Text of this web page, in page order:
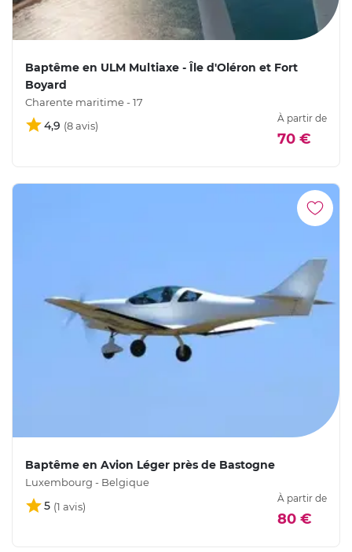
Baptême en ULM Multiaxe - Île d'Oléron et Fort
Boyard
Charente maritime - 17
4,9
À partir de
70 €
Baptême en Avion Léger près de Bastogne
Luxembourg - Belgique
5
À partir de
80 €